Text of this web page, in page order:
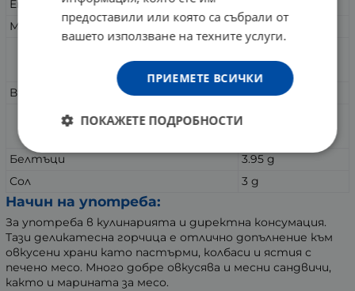
Енергия
Мазнини
5.07 g
от които наситени 0.28 g
Въглехидрати 5.93 g
от които захари 2.95 g
Белтъци
3.95 g
Сол
3 g
Начин на употреба:
За употреба в кулинарията и директна консумация.
Тази деликатесна горчица е отлично допълнение към
овкусени храни като пастърми, колбаси и ястия с
печено месо. Много добре овкусява и месни сандвичи,
както и марината за месо.
предоставили или която са събрали от
вашето използване на техните услуги.
ПРИЕМЕТЕ ВСИЧКИ
ПОКАЖЕТЕ ПОДРОБНОСТИ